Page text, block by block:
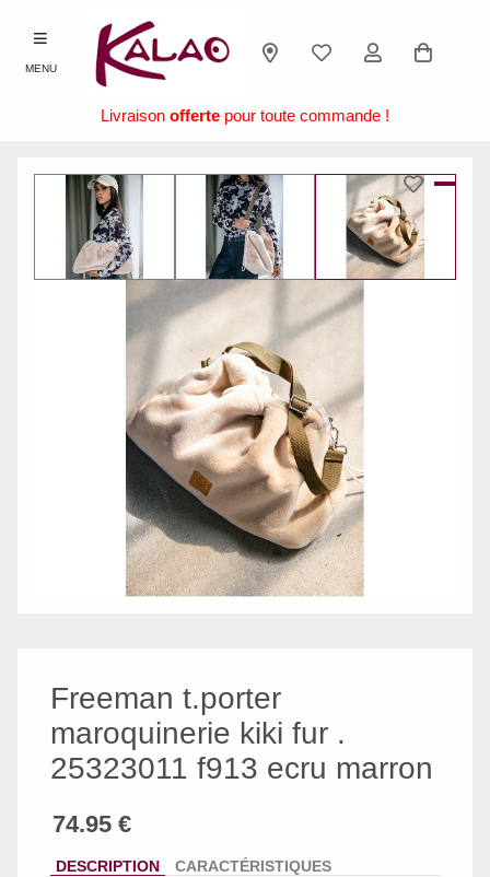
MENU
Livraison offerte pour toute commande !
Freeman t.porter
maroquinerie kiki fur .
25323011 f913 ecru marron
DESCRIPTION CARACTÉRISTIQUES